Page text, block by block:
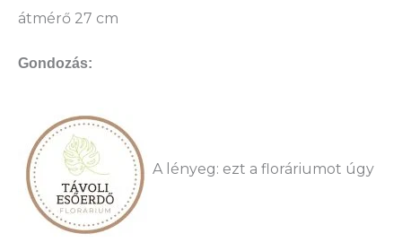
átmérő 27 cm
Gondozás:
A lényeg: ezt a floráriumot úgy